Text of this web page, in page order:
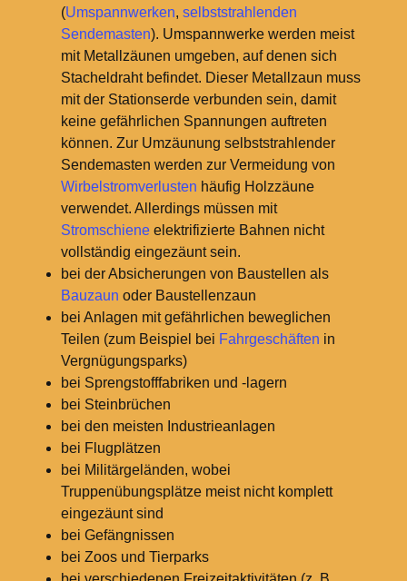
(Umspannwerken, selbststrahlenden
Sendemasten). Umspannwerke werden meist
mit Metallzäunen umgeben, auf denen sich
Stacheldraht befindet. Dieser Metallzaun muss
mit der Stationserde verbunden sein, damit
keine gefährlichen Spannungen auftreten
können. Zur Umzäunung selbststrahlender
Sendemasten werden zur Vermeidung von
Wirbelstromverlusten häufig Holzzäune
verwendet. Allerdings müssen mit
Stromschieneelektrifizierte Bahnen nicht
vollständig eingezäunt sein.
bei der Absicherungen von Baustellen als
Bauzaun oder Baustellenzaun
bei Anlagen mit gefährlichen beweglichen
Teilen (zum Beispiel bei Fahrgeschäften in
Vergnügungsparks)
bei Sprengstofffabriken und -lagern
bei Steinbrüchen
bei den meisten Industrieanlagen
bei Flugplätzen
bei Militärgeländen, wobei
Truppenübungsplätze meist nicht komplett
eingezäunt sind
bei Gefängnissen
bei Zoos und Tierparks